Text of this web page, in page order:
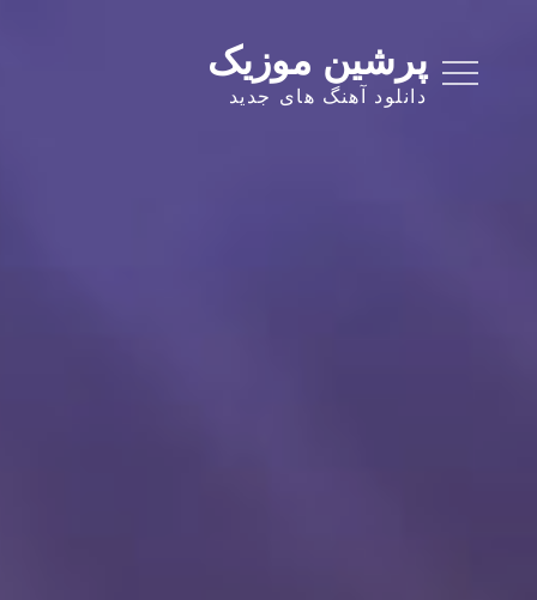
content
پرشین موزیک
دانلود آهنگ های جدید